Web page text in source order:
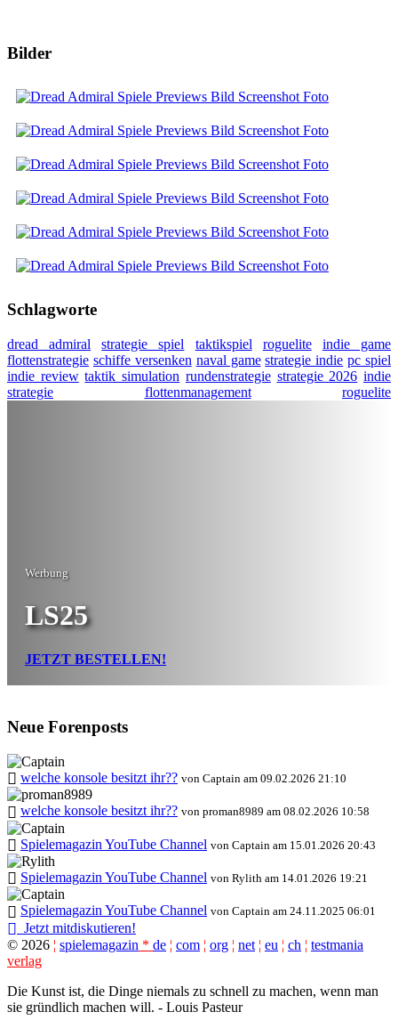
Bilder
Schlagworte
dread admiral strategie spiel taktikspiel roguelite
indie game
flottenstrategie schiffe versenken naval game strategie indie pc spiel
indie review taktik simulation rundenstrategie strategie 2026 indie
strategie
flottenmanagement roguelite
Werbung
LS25
JETZT BESTELLEN!
Neue Forenposts
welche konsole besitzt ihr?? von Captain am 09.02.2026 21:10
welche konsole besitzt ihr?? von proman8989 am 08.02.2026 10:58
Spielemagazin YouTube Channel von Captain am 15.01.2026 20:43
Spielemagazin YouTube Channel von Rylith am 14.01.2026 19:21
Spielemagazin YouTube Channel von Captain am 24.11.2025 06:01
Jetzt mitdiskutieren!
© 2026 ¦ spielemagazin * de ¦ com ¦ org ¦ net ¦ eu ¦ ch ¦ testmania
verlag
Die Kunst ist, die Dinge niemals zu schnell zu machen, wenn man
sie gründlich machen will. - Louis Pasteur